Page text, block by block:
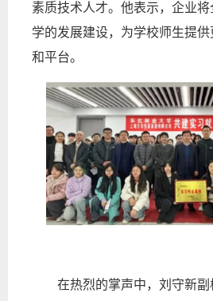
素质技术人才。他表示，企业
学的发展建设，为学校师生提
和平台。
在热烈的掌声中，刘守新